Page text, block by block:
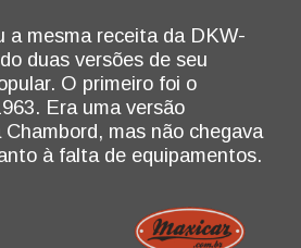
a mesma receita da DKW-
duas versões de seu
O primeiro foi o
Era uma versão
mas não chegava
à falta de equipamentos.